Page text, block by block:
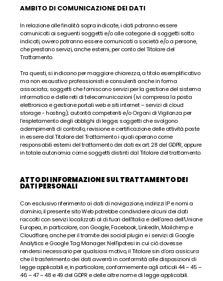
AMBITO DI COMUNICAZIONE DEI DATI
In relazione alle finalità sopra indicate, i dati potranno essere
comunicati ai seguenti soggetti e/o alle categorie di soggetti sotto
indicati, ovvero potranno essere comunicati a società e/o a persone,
che prestano servizi, anche esterni, per conto del Titolare del
Trattamento.
Tra questi, si indicano per maggiore chiarezza, a titolo esemplificativo
ma non esaustivo: professionisti e consulenti anche in forma
associata; soggetti che forniscono servizi per la gestione del sistema
informatico e delle reti di telecomunicazioni (ivi compresa la posta
elettronica e gestione portali web e siti internet – servizi di cloud
storage - hosting); autorità competenti e/o Organi di Vigilanza per
l’espletamento degli obblighi di legge; soggetti che svolgono
adempimenti di controllo, revisione e certificazione delle attività poste
in essere dal Titolare del Trattamento i quali operano come
responsabili esterni del trattamento dei dati ex art. 28 del GDPR, oppure
in totale autonomia come soggetti distinti dal Titolare del trattamento.
ATTO DI INFORMAZIONE SUL TRATTAMENTO DEI
DATI PERSONALI
Con esclusivo riferimento ai dati di navigazione, indirizzi IP e nomi a
dominio, il presente sito Web potrebbe condividere alcuni dei dati
raccolti con servizi localizzati al di fuori dell’Italia e dell'area dell'Unione
Europea, in particolare, con Google, Facebook, LinkedIn, Mailchimp e
Cloudflare, anche per il tramite dei social plugin e i servizi di Google
Analytics e Google Tag Manager. Nell’ipotesi in cui ciò dovesse
rendersi necessario per qualsiasi motivo, il Titolare sin d’ora assicura
che il trasferimento dei dati avverrà in conformità alle disposizioni di
legge applicabili e, in particolare, conformemente agli articoli 44 – 45 –
46 – 47 – 48 e 49 del GDPR e delle altre norme di legge applicabili.